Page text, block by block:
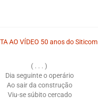
AO VÍDEO 50 anos do Siticom
( . . . )
Dia seguinte o operário
Ao sair da construção
Viu-se súbito cercado